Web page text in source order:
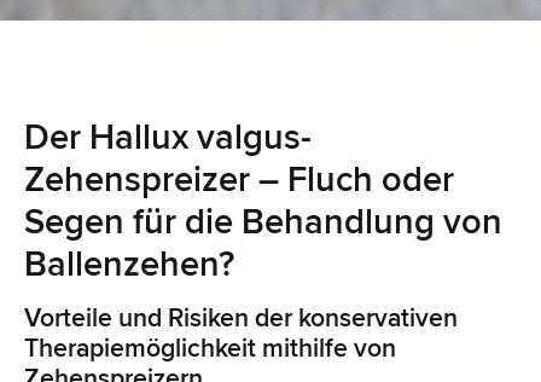
Der Hallux valgus-
Zehenspreizer – Fluch oder
Segen für die Behandlung von
Ballenzehen?
Vorteile und Risiken der konservativen
Therapiemöglichkeit mithilfe von